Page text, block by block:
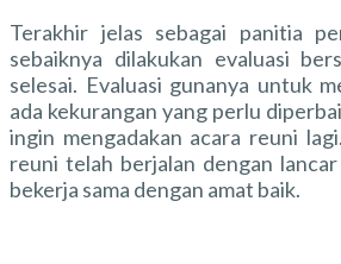
Terakhir jelas sebagai panitia
sebaiknya dilakukan evaluasi
selesai. Evaluasi gunanya untuk
ada kekurangan yang perlu
ingin mengadakan acara reuni
reuni telah berjalan dengan
bekerja sama dengan amat baik.